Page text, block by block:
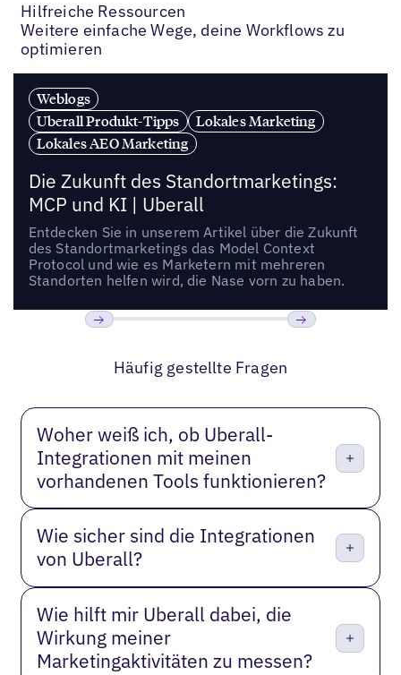
Hilfreiche Ressourcen
Weitere einfache Wege, deine Workflows zu
optimieren
Weblogs
Uberall Produkt-Tipps
Lokales Marketing
Lokales AEO Marketing
Die Zukunft des Standortmarketings:
MCP und KI | Uberall
Entdecken Sie in unserem Artikel über die Zukunft
des Standortmarketings das Model Context
Protocol und wie es Marketern mit mehreren
Standorten helfen wird, die Nase vorn zu haben.
Häufig gestellte Fragen
Woher weiß ich, ob Uberall-
Integrationen mit meinen
vorhandenen Tools funktionieren?
Wie sicher sind die Integrationen
von Uberall?
Wie hilft mir Uberall dabei, die
Wirkung meiner
Marketingaktivitäten zu messen?